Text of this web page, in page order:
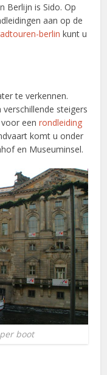
Berlijn is Sido. Op
aan op de
berlin kunt u
te verkennen.
steigers
voor eenrondleiding
komt u onder
en Museuminsel.
boot